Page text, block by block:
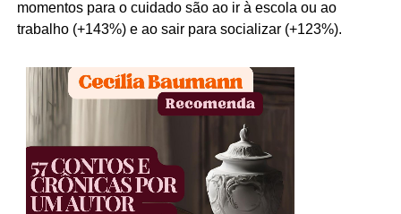
momentos para o cuidado são ao ir à escola ou ao
trabalho (+143%) e ao sair para socializar (+123%).